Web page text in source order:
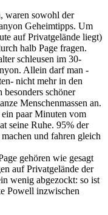
waren sowohl der
Geheimtipps. Um
auf Privatgelände liegt)
halb Page fragen.
schleusen im 30-
Allein darf man -
nicht mehr in den
schöner
Menschenmassen an.
paar Minuten vom
seine Ruhe. 95% der
und fahren gleich
gehören wie gesagt
auf Privatgelände der
wenig abgezockt: so ist
Powell inzwischen